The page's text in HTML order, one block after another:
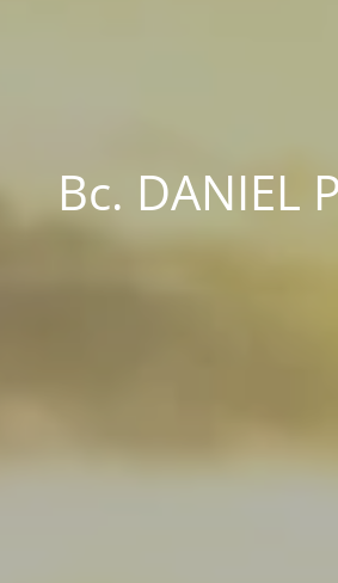
Bc. DANIEL